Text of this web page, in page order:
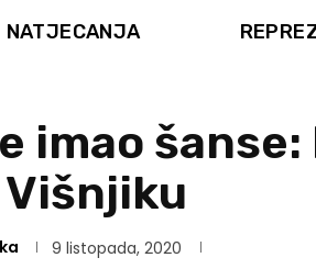
NATJECANJA
imao
9 listopada, 2020